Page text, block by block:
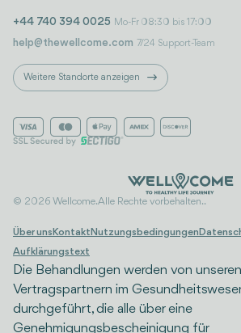
+44 740 394 0025 Mo-Fr 08:30 bis 17:00
help@thewellcome.com 7/24 Support-Team
Weitere Standorte anzeigen
© 2026 Wellcome. Alle Rechte vorbehalten..
Über uns Kontakt Nutzungsbedingungen
Aufklärungstext
Die Behandlungen werden von unseren
Vertragspartnern im
durchgeführt, die alle über eine
Genehmigungsbescheinigung für